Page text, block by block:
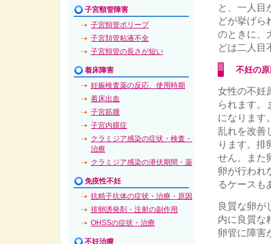
と、一人目
どが挙げら
のときに、
どは二人目
不妊の
女性の不妊
られます。
になります
乱れを改善
ります。排
せん。また
卵が行われ
るケース
良質な卵が
内に良質な
卵管に障害
子宮頸管障害
子宮頸管ポリープ
子宮頚管粘液不全
子宮頸管の長さが短い
着床障害
妊娠検査薬の反応、使用時期
着床出血
子宮筋腫
子宮内膜症
クラミジア感染の症状・検査・
治療
クラミジア感染の潜伏期間・薬
免疫性不妊
抗精子抗体の症状・治療・原因
排卵誘発剤・注射の副作用
OHSSの症状・治療
不妊治療